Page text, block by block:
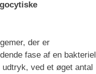
der er
fase af en bakteriel
ved et øget antal